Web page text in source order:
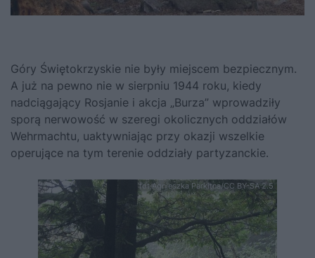
Góry Świętokrzyskie nie były miejscem bezpiecznym.
A już na pewno nie w sierpniu 1944 roku, kiedy
nadciągający Rosjanie i akcja „Burza” wprowadziły
sporą nerwowość w szeregi okolicznych oddziałów
Wehrmachtu, uaktywniając przy okazji wszelkie
operujące na tym terenie oddziały partyzanckie.
fot.Agnieszka Parkitna/CC BY-SA 2.5